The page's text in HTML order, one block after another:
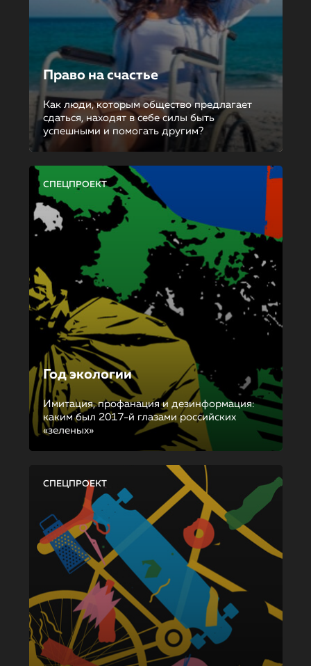
Право на счастье
Как люди, которым общество предлагает
сдаться, находят в себе силы быть
успешными и помогать другим?
СПЕЦПРОЕКТ
Год экологии
Имитация, профанация и дезинформация:
каким был 2017-й глазами российских
«зеленых»
СПЕЦПРОЕКТ